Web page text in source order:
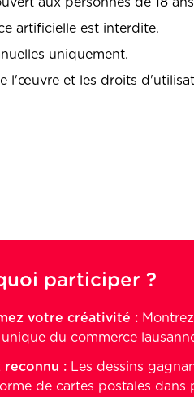
artificielle est interdite.
uniquement.
l'œuvre et les droits
participer ?
votre créativité :
du commerce
reconnu : Les dessins
de cartes postales dans